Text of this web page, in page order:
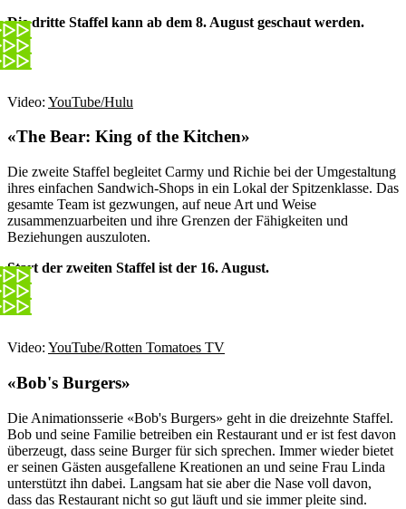
Die dritte Staffel kann ab dem 8. August geschaut werden.
Video: YouTube/Hulu
«The Bear: King of the Kitchen»
Die zweite Staffel begleitet Carmy und Richie bei der Umgestaltung
ihres einfachen Sandwich-Shops in ein Lokal der Spitzenklasse. Das
gesamte Team ist gezwungen, auf neue Art und Weise
zusammenzuarbeiten und ihre Grenzen der Fähigkeiten und
Beziehungen auszuloten.
Start der zweiten Staffel ist der 16. August.
Video: YouTube/Rotten Tomatoes TV
«Bob's Burgers»
Die Animationsserie «Bob's Burgers» geht in die dreizehnte Staffel.
Bob und seine Familie betreiben ein Restaurant und er ist fest davon
überzeugt, dass seine Burger für sich sprechen. Immer wieder bietet
er seinen Gästen ausgefallene Kreationen an und seine Frau Linda
unterstützt ihn dabei. Langsam hat sie aber die Nase voll davon,
dass das Restaurant nicht so gut läuft und sie immer pleite sind.